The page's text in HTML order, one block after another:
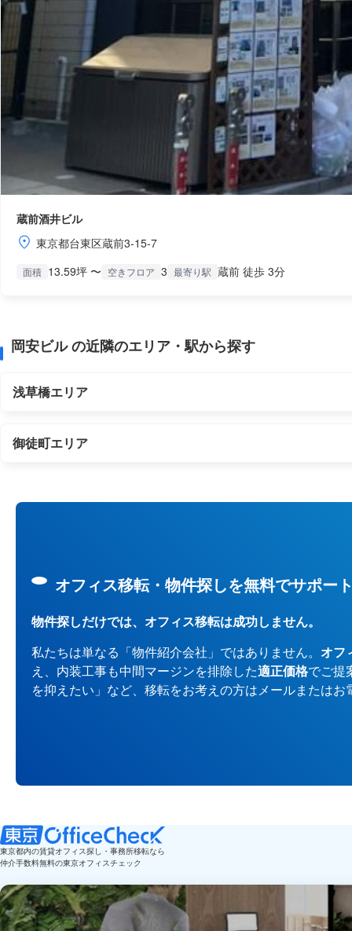
蔵前酒井ビル
東京都台東区蔵前3-15-7
面積 13.59坪 〜 空きフロア 3 最寄り駅 蔵前 徒歩 3分
岡安ビル の近隣のエリア・駅から探す
浅草橋エリア
御徒町エリア
オフィス移転・物件探しを無料でサポー
物件探しだけでは、オフィス移転は成功しません。
私たちは単なる「物件紹介会社」ではありません。 オフ
え、内装工事も中間マージンを排除した適正価格でご提
を抑えたい」など、移転をお考えの方はメールまたは
東京都内の賃貸オフィス探し・事務所移転なら
仲介手数料無料の東京オフィスチェック